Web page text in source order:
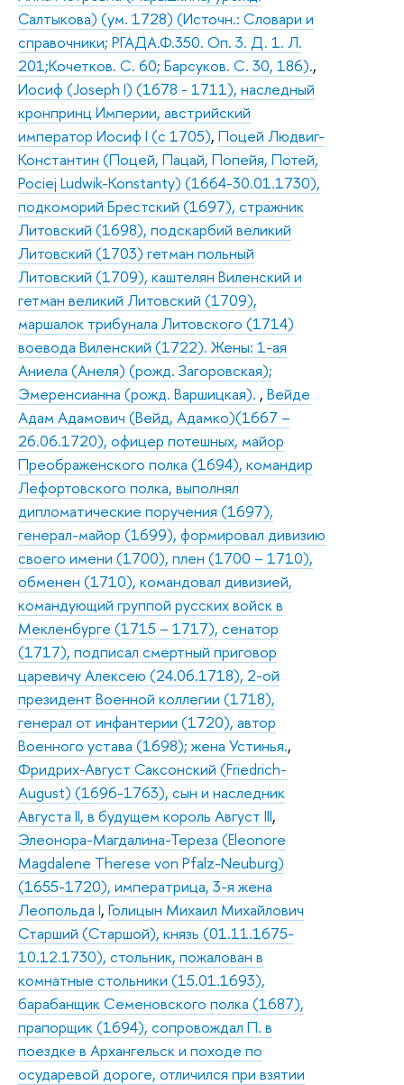
Салтыкова) (ум. 1728) (Источн.: Словари и
справочники; РГАДА.Ф.350. Оп. 3. Д. 1. Л.
201;Кочетков. С. 60; Барсуков. С. 30, 186).,
Иосиф (Joseph I) (1678 - 1711), наследный
кронпринц Империи, австрийский
император Иосиф I (с 1705), Поцей Людвиг-
Константин (Поцей, Пацай, Попейя, Потей,
Pociej Ludwik-Konstanty) (1664-30.01.1730),
подкоморий Брестский (1697), стражник
Литовский (1698), подскарбий великий
Литовский (1703) гетман польный
Литовский (1709), каштелян Виленский и
гетман великий Литовский (1709),
маршалок трибунала Литовского (1714)
воевода Виленский (1722). Жены: 1-ая
Аниела (Анеля) (рожд. Загоровская);
Эмеренсианна (рожд. Варшицкая). , Вейде
Адам Адамович (Вейд, Адамко)(1667 –
26.06.1720), офицер потешных, майор
Преображенского полка (1694), командир
Лефортовского полка, выполнял
дипломатические поручения (1697),
генерал-майор (1699), формировал дивизию
своего имени (1700), плен (1700 – 1710),
обменен (1710), командовал дивизией,
командующий группой русских войск в
Мекленбурге (1715 – 1717), сенатор
(1717), подписал смертный приговор
царевичу Алексею (24.06.1718), 2-ой
президент Военной коллегии (1718),
генерал от инфантерии (1720), автор
Военного устава (1698); жена Устинья.,
Фридрих-Август Саксонский (Friedrich-
August) (1696-1763), сын и наследник
Августа II, в будущем король Август III,
Элеонора-Магдалина-Тереза (Eleonore
Magdalene Therese von Pfalz-Neuburg)
(1655-1720), императрица, 3-я жена
Леопольда I, Голицын Михаил Михайлович
Старший (Старшой), князь (01.11.1675-
10.12.1730), стольник, пожалован в
комнатные стольники (15.01.1693),
барабанщик Семеновского полка (1687),
прапорщик (1694), сопровождал П. в
поездке в Архангельск и походе по
осударевой дороге, отличился при взятии